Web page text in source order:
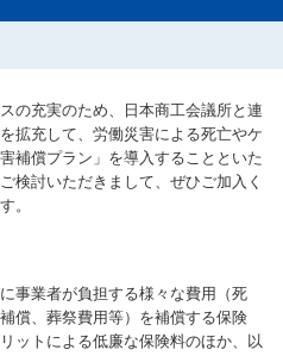
の充実のため、日本商工会議所と連
拡充して、労働災害による死亡やケ
補償プラン」を導入することといた
検討いただきまして、ぜひご加入く
。
事業者が負担する様々な費用（死
償、葬祭費用等）を補償する保険
ットによる低廉な保険料のほか、以